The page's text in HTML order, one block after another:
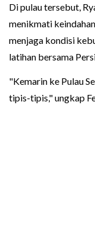
Di pulau tersebut,
menikmati
menjaga kondisi
latihan bersama
"Kemarin ke Pulau
tipis-tipis," ungkap